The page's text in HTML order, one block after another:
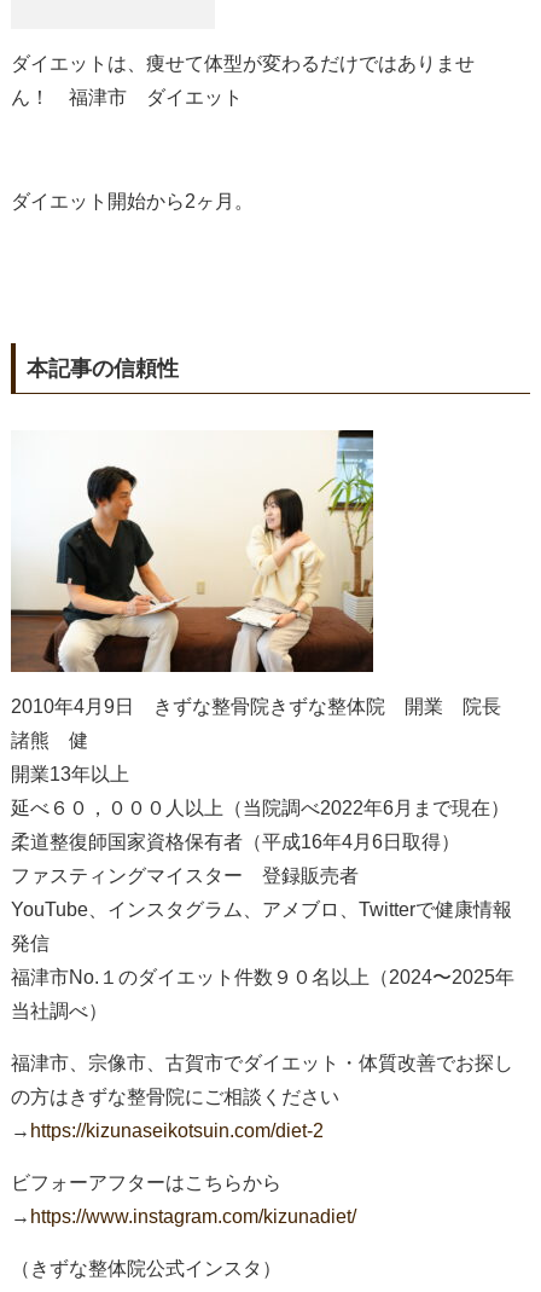
ダイエットは、痩せて体型が変わるだけではありませ
ん！ 福津市 ダイエット
ダイエット開始から2ヶ月。
本記事の信頼性
2010年4月9日 きずな整骨院きずな整体院 開業 院長
諸熊 健
開業13年以上
延べ６０，０００人以上（当院調べ2022年6月まで現在）
柔道整復師国家資格保有者（平成16年4月6日取得）
ファスティングマイスター 登録販売者
YouTube、インスタグラム、アメブロ、Twitterで健康情報
発信
福津市No.１のダイエット件数９０名以上（2024〜2025年
当社調べ）
福津市、宗像市、古賀市でダイエット・体質改善でお探し
の方はきずな整骨院にご相談ください
→ https://kizunaseikotsuin.com/diet-2
ビフォーアフターはこちらから
→ https://www.instagram.com/kizunadiet/
（きずな整体院公式インスタ）